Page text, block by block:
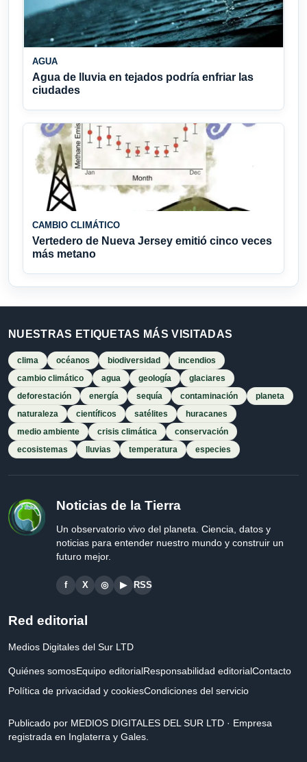
AGUA
Agua de lluvia en tejados podría enfriar las
ciudades
CAMBIO CLIMÁTICO
Vertedero de Nueva Jersey emitió cinco veces
más metano
NUESTRAS ETIQUETAS MÁS VISITADAS
clima océanos biodiversidad
incendios
cambio climático
agua geología
glaciares
deforestación
energía sequía contaminación
planeta
naturaleza
científicos satélites
huracanes
medio ambiente
crisis climática
conservación
ecosistemas
lluvias temperatura especies
Noticias de la Tierra
Un observatorio vivo del planeta. Ciencia, datos y
noticias para entender nuestro mundo y construir un
futuro mejor.
f X ◎ ▶ RSS
Red editorial
Medios Digitales del Sur LTD
Quiénes somosEquipo editorialResponsabilidad editorialContacto
Política de privacidad y cookiesCondiciones del servicio
Publicado por MEDIOS DIGITALES DEL SUR LTD · Empresa
registrada en Inglaterra y Gales.